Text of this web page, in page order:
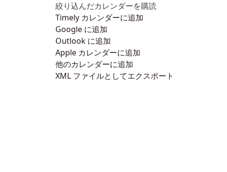
絞り込んだカレンダーを購読
Timely カレンダーに追加
Google に追加
Outlook に追加
Apple カレンダーに追加
他のカレンダーに追加
XML ファイルとしてエクスポート